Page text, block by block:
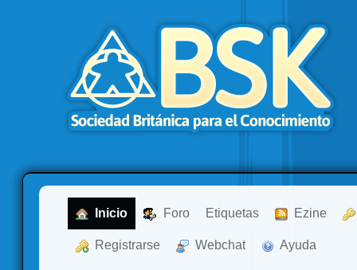
Inicio Foro Etiquetas Ezine
Registrarse Webchat Ayuda